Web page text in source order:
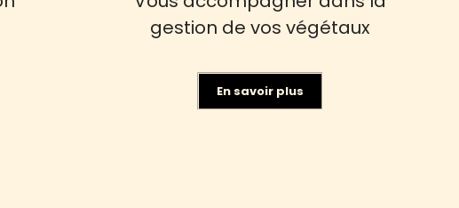
gestion de vos végétaux
En savoir plus